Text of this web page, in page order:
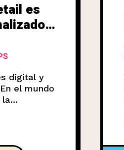
es
digital y
En el mundo
la
que las
Esto